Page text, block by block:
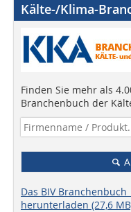
Kälte-/Klima-
Finden Sie mehr als
Branchenbuch der
Das BIV
herunterladen (27,6